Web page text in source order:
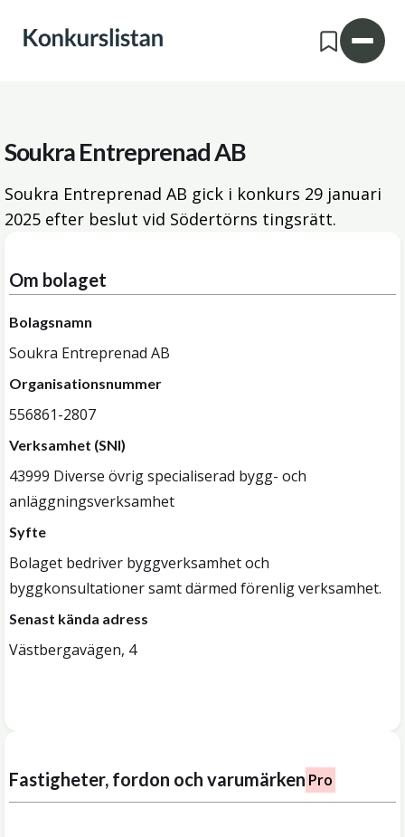
Soukra Entreprenad AB
Soukra Entreprenad AB gick i konkurs 29 januari
2025 efter beslut vid Södertörns tingsrätt.
Om bolaget
Bolagsnamn
Soukra Entreprenad AB
Organisationsnummer
556861-2807
Verksamhet (SNI)
43999 Diverse övrig specialiserad bygg- och
anläggningsverksamhet
Syfte
Bolaget bedriver byggverksamhet och
byggkonsultationer samt därmed förenlig verksamhet.
Senast kända adress
Västbergavägen, 4
Fastigheter, fordon och varumärken Pro